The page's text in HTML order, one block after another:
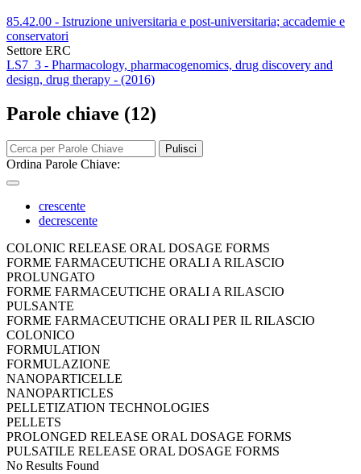
85.42.00 - Istruzione universitaria e post-universitaria; accademie e
conservatori
Settore ERC
LS7_3 - Pharmacology, pharmacogenomics, drug discovery and
design, drug therapy - (2016)
Parole chiave (12)
Pulisci
Ordina Parole Chiave:
crescente
decrescente
COLONIC RELEASE ORAL DOSAGE FORMS
FORME FARMACEUTICHE ORALI A RILASCIO
PROLUNGATO
FORME FARMACEUTICHE ORALI A RILASCIO
PULSANTE
FORME FARMACEUTICHE ORALI PER IL RILASCIO
COLONICO
FORMULATION
FORMULAZIONE
NANOPARTICELLE
NANOPARTICLES
PELLETIZATION TECHNOLOGIES
PELLETS
PROLONGED RELEASE ORAL DOSAGE FORMS
PULSATILE RELEASE ORAL DOSAGE FORMS
No Results Found